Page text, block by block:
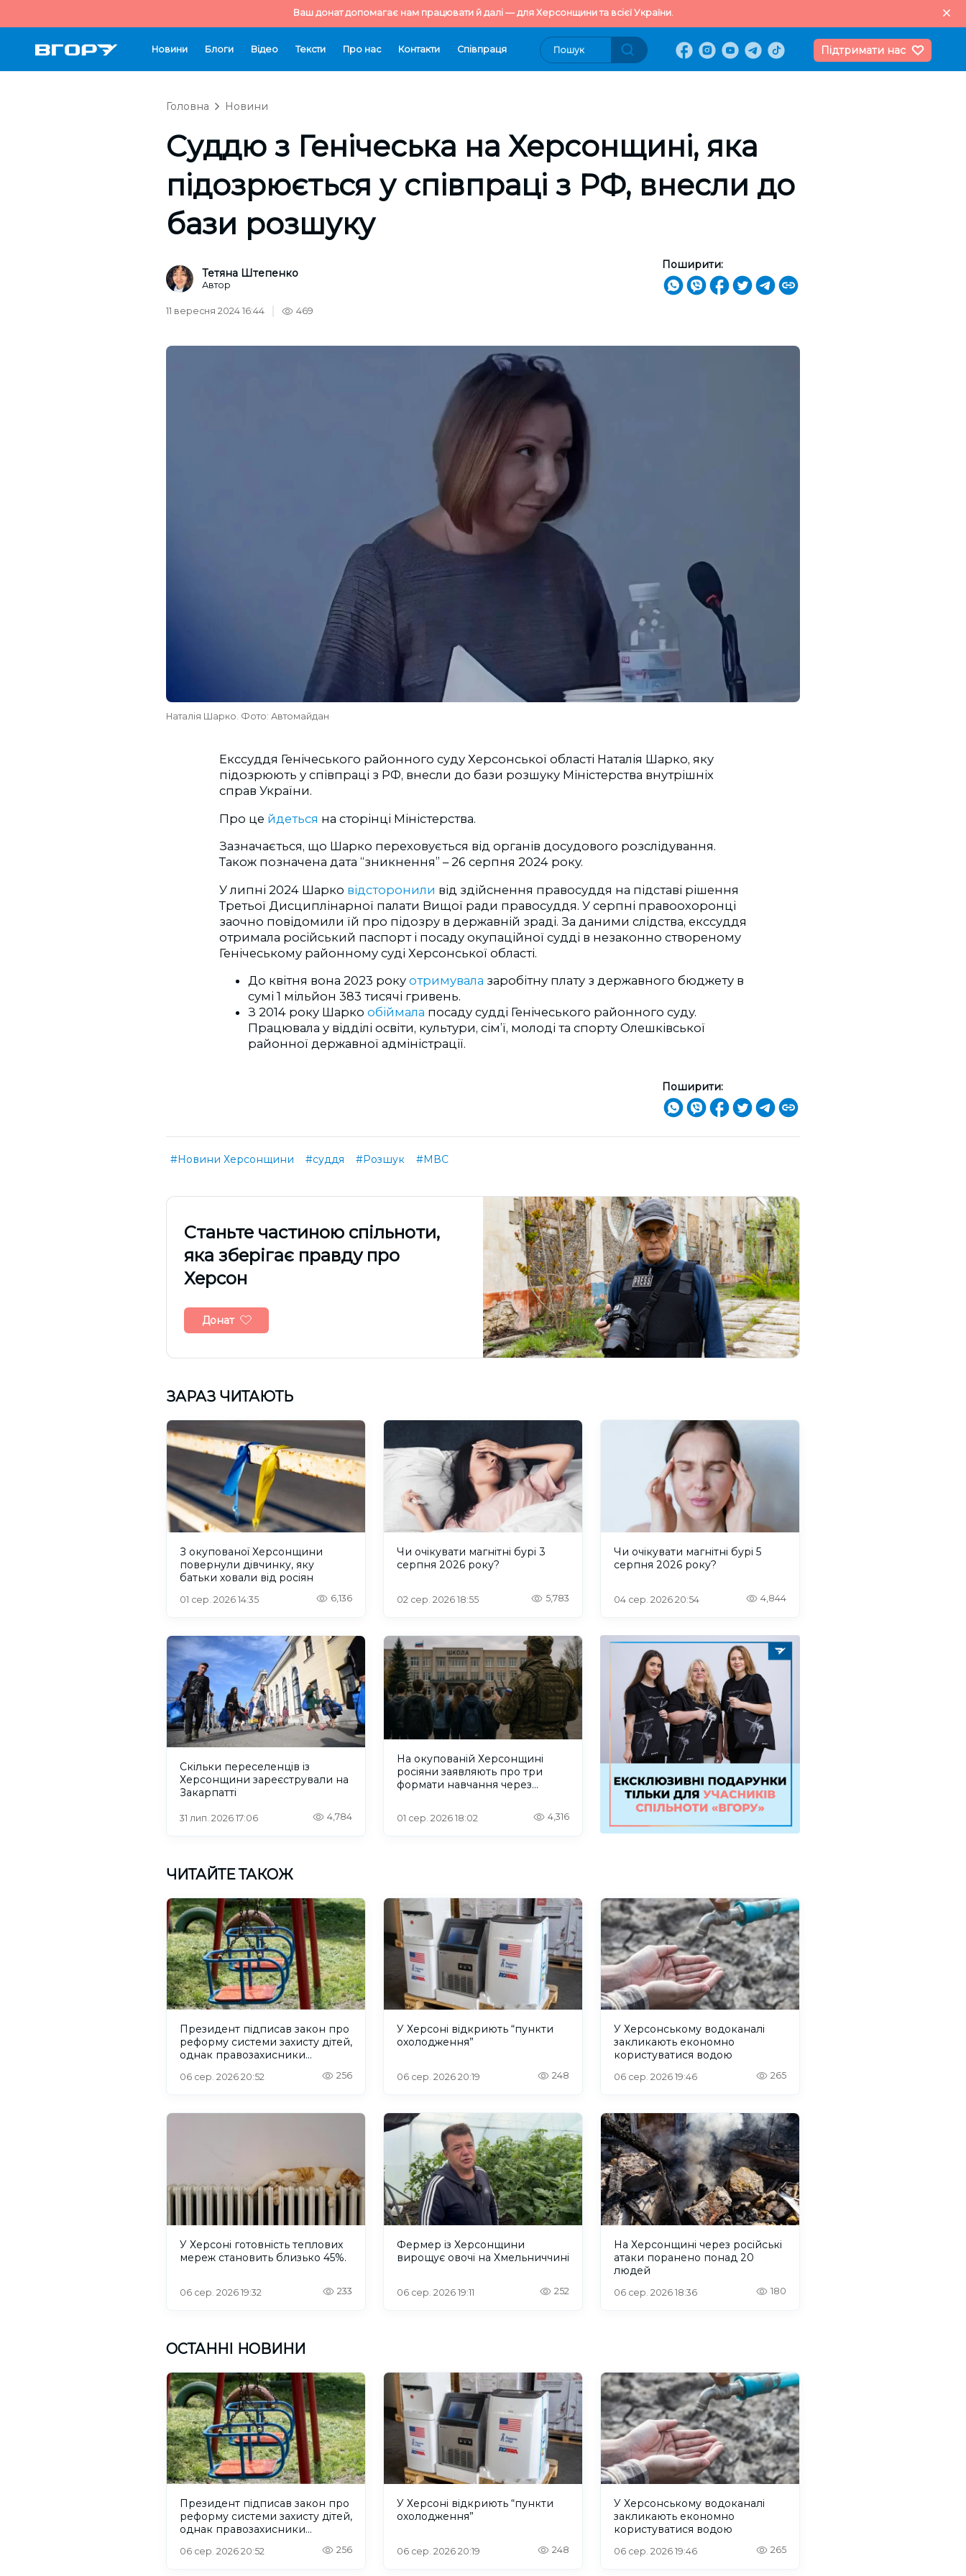
Ваш донат допомагає нам працювати й далі — для Херсонщини та всієї України.
Новини Блоги Відео Тексти Про нас Контакти Cпівпраця Підтримати нас
Головна Новини
Суддю з Генічеська на Херсонщині, яка
підозрюється у співпраці з РФ, внесли до
бази розшуку
Тетяна Штепенко
Автор
Поширити:
11 вересня 2024 16:44 469
Наталія Шарко. Фото: Автомайдан
Екссуддя Генічеського районного суду Херсонської області Наталія Шарко, яку
підозрюють у співпраці з РФ, внесли до бази розшуку Міністерства внутрішніх
справ України.
Про це йдеться на сторінці Міністерства.
Зазначається, що Шарко переховується від органів досудового розслідування.
Також позначена дата “зникнення” – 26 серпня 2024 року.
У липні 2024 Шарко відсторонили від здійснення правосуддя на підставі рішення
Третьої Дисциплінарної палати Вищої ради правосуддя. У серпні правоохоронці
заочно повідомили їй про підозру в державній зраді. За даними слідства, екссуддя
отримала російський паспорт і посаду окупаційної судді в незаконно створеному
Генічеському районному суді Херсонської області.
До квітня вона 2023 року отримувала заробітну плату з державного бюджету в
сумі 1 мільйон 383 тисячі гривень.
З 2014 року Шарко обіймала посаду судді Генічеського районного суду.
Працювала у відділі освіти, культури, сім’ї, молоді та спорту Олешківської
районної державної адміністрації.
Поширити:
#Новини Херсонщини #суддя #Розшук #МВС
Cтаньте частиною спільноти,
яка зберігає правду про
Херсон
Донат
ЗАРАЗ ЧИТАЮТЬ
З окупованої Херсонщини
повернули дівчинку, яку
батьки ховали від росіян
01 сер. 2026 14:35 6,136
Чи очікувати магнітні бурі 3
серпня 2026 року?
02 сер. 2026 18:55 5,783
Чи очікувати магнітні бурі 5
серпня 2026 року?
04 сер. 2026 20:54 4,844
Скільки переселенців із
Херсонщини зареєстрували на
Закарпатті
31 лип. 2026 17:06 4,784
На окупованій Херсонщині
росіяни заявляють про три
формати навчання через
01 сер. 2026 18:02 4,316
ЧИТАЙТЕ ТАКОЖ
Президент підписав закон про
реформу системи захисту дітей,
однак правозахисники
06 сер. 2026 20:52 256
У Херсоні відкриють “пункти
охолодження”
06 сер. 2026 20:19 248
У Херсонському водоканалі
закликають економно
користуватися водою
06 сер. 2026 19:46 265
У Херсоні готовність теплових
мереж становить близько 45%.
06 сер. 2026 19:32 233
Фермер із Херсонщини
вирощує овочі на Хмельниччині
06 сер. 2026 19:11 252
На Херсонщині через російські
атаки поранено понад 20
людей
06 сер. 2026 18:36 180
ОСТАННІ НОВИНИ
Президент підписав закон про
реформу системи захисту дітей,
однак правозахисники
06 сер. 2026 20:52 256
У Херсоні відкриють “пункти
охолодження”
06 сер. 2026 20:19 248
У Херсонському водоканалі
закликають економно
користуватися водою
06 сер. 2026 19:46 265